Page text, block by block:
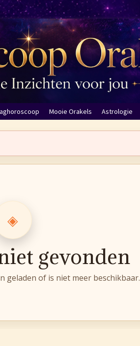
Mooie Orakels Astrologie
◈
gevonden
geladen of is niet meer beschikbaar.